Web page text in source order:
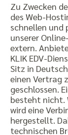
Zu Zwecken
des Web-
schnellen und
unserer
extern.
KLIK EDV-
Sitz in
einen Vertrag
geschlossen.
besteht nicht.
wird eine
hergestellt.
technischen